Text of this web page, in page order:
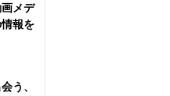
メデ
報を
う、